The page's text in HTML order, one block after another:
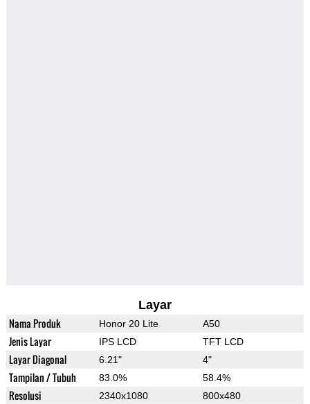
Layar
Nama Produk Honor 20 Lite A50
Jenis Layar IPS LCD TFT LCD
Layar Diagonal 6.21" 4"
Tampilan / Tubuh 83.0% 58.4%
Resolusi 2340x1080 800x480